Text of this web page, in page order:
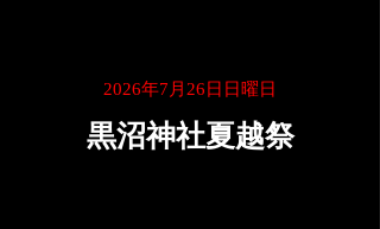
2026年7月26日日曜日
黒沼神社夏越祭